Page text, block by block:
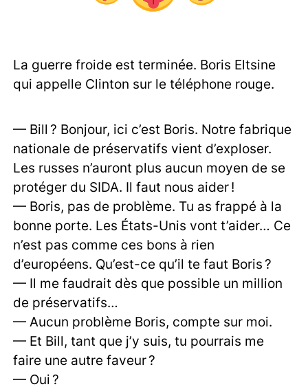
La guerre froide est terminée. Boris Eltsine
qui appelle Clinton sur le téléphone rouge.
— Bill ? Bonjour, ici c’est Boris. Notre fabrique
nationale de préservatifs vient d’exploser.
Les russes n’auront plus aucun moyen de se
protéger du SIDA. Il faut nous aider !
— Boris, pas de problème. Tu as frappé à la
bonne porte. Les États-Unis vont t’aider… Ce
n’est pas comme ces bons à rien
d’européens. Qu’est-ce qu’il te faut Boris ?
— Il me faudrait dès que possible un million
de préservatifs…
— Aucun problème Boris, compte sur moi.
— Et Bill, tant que j’y suis, tu pourrais me
faire une autre faveur ?
— Oui ?